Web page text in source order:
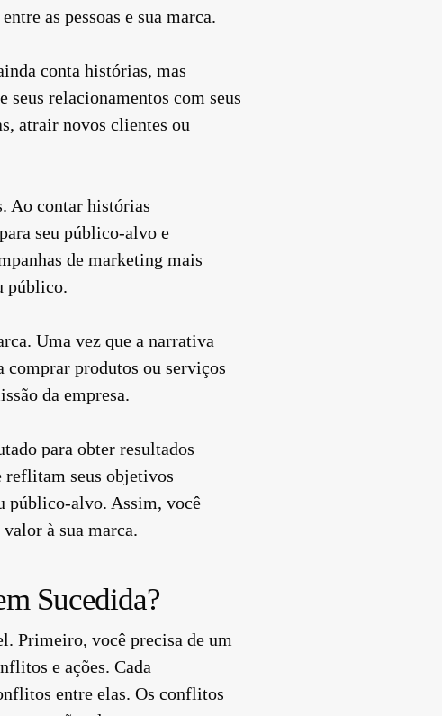
as pessoas e sua marca.
conta histórias, mas
relacionamentos com seus
atrair novos clientes ou
Ao contar histórias
seu público-alvo e
de marketing mais
público.
Uma vez que a narrativa
comprar produtos ou serviços
da empresa.
para obter resultados
reflitam seus objetivos
público-alvo. Assim, você
à sua marca.
Sucedida?
Primeiro, você precisa de um
e ações. Cada
entre elas. Os conflitos